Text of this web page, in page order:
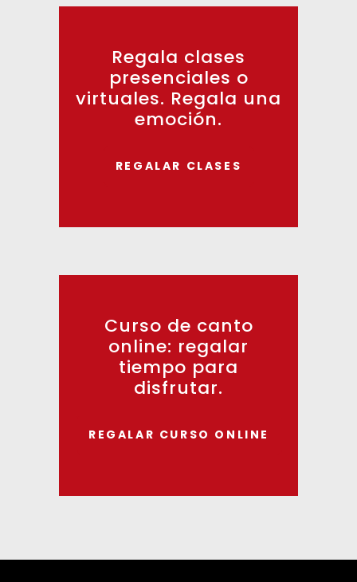
Regala clases
presenciales o
virtuales. Regala una
emoción.
REGALAR CLASES
Curso de canto
online: regalar
tiempo para
disfrutar.
REGALAR CURSO ONLINE